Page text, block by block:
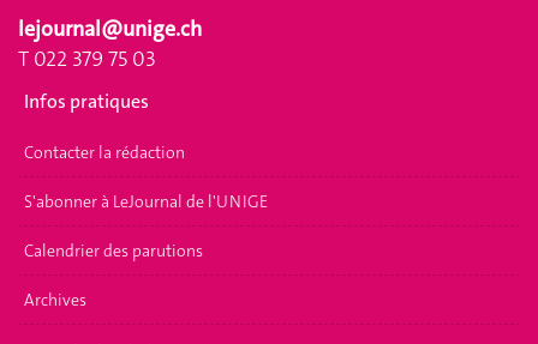
lejournal@unige.ch
T 022 379 75 03
Infos pratiques
Contacter la rédaction
S'abonner à LeJournal de l'UNIGE
Calendrier des parutions
Archives